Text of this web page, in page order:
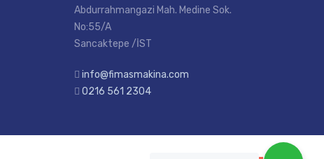
Abdurrahmangazi Mah. Medine Sok.
No:55/A
Sancaktepe /İST
info@fimasmakina.com
0216 561 2304